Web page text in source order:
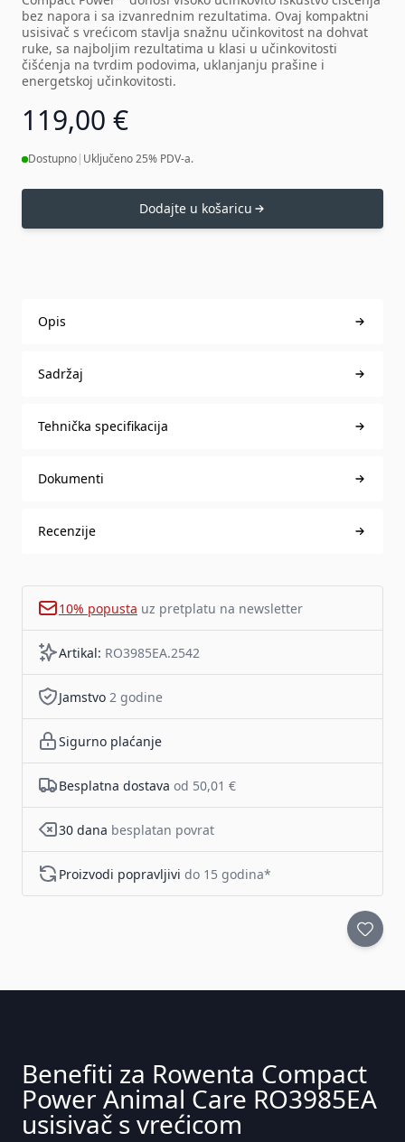
bez napora i sa izvanrednim rezultatima. Ovaj kompaktni
usisivač s vrećicom stavlja snažnu učinkovitost na dohvat
ruke, sa najboljim rezultatima u klasi u učinkovitosti
čišćenja na tvrdim podovima, uklanjanju prašine i
energetskoj učinkovitosti.
119,00 €
Dostupno| Uključeno 25% PDV-a.
Dodajte u košaricu
Opis
Sadržaj
Tehnička specifikacija
Dokumenti
Recenzije
10% popusta uz pretplatu na newsletter
Artikal: RO3985EA.2542
Jamstvo 2 godine
Sigurno plaćanje
Besplatna dostava od 50,01 €
30 dana besplatan povrat
Proizvodi popravljivi do 15 godina*
Benefiti za Rowenta Compact
Power Animal Care RO3985EA
usisivač s vrećicom